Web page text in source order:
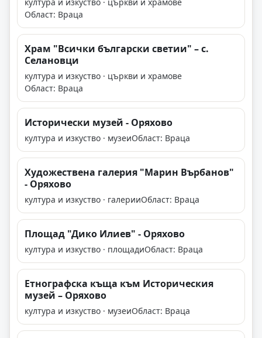
Област: Враца
Храм "Всички български светии" – с.
Селановци
култура и изкуство · църкви и храмове
Област: Враца
Исторически музей - Оряхово
култура и изкуство · музеиОбласт: Враца
Художествена галерия "Марин Върбанов"
- Оряхово
култура и изкуство · галерииОбласт: Враца
Площад "Дико Илиев" - Оряхово
култура и изкуство · площадиОбласт: Враца
Етнографска къща към Историческия
музей – Оряхово
култура и изкуство · музеиОбласт: Враца